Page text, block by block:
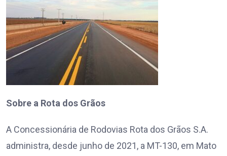
Sobre a Rota dos Grãos
A Concessionária de Rodovias Rota dos Grãos S.A.
administra, desde junho de 2021, a MT-130, em Mato